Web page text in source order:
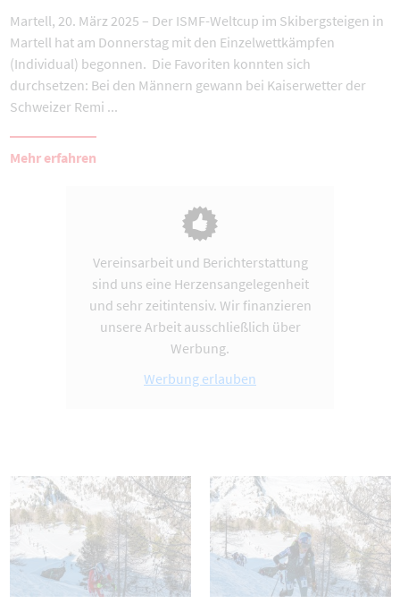
Martell, 20. März 2025 – Der ISMF-Weltcup im Skibergsteigen in
Martell hat am Donnerstag mit den Einzelwettkämpfen
(Individual) begonnen. Die Favoriten konnten sich
durchsetzen: Bei den Männern gewann bei Kaiserwetter der
Schweizer Remi ...
Mehr erfahren
Vereinsarbeit und Berichterstattung
sind uns eine Herzensangelegenheit
und sehr zeitintensiv. Wir finanzieren
unsere Arbeit ausschließlich über
Werbung.
Werbung erlauben